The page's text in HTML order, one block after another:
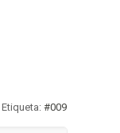
Etiqueta: #009